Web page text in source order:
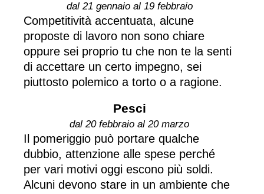
dal 21 gennaio al 19 febbraio
Competitività accentuata, alcune
proposte di lavoro non sono chiare
oppure sei proprio tu che non te la senti
di accettare un certo impegno, sei
piuttosto polemico a torto o a ragione.
Pesci
dal 20 febbraio al 20 marzo
Il pomeriggio può portare qualche
dubbio, attenzione alle spese perché
per vari motivi oggi escono più soldi.
Alcuni devono stare in un ambiente che